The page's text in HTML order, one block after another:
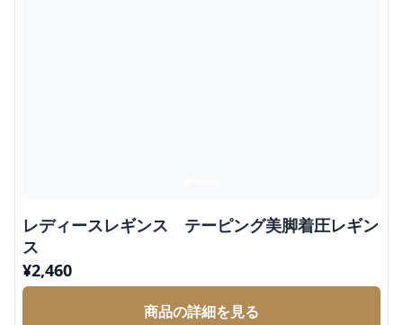
レディースレギンス テーピング美脚着圧レギン
ス
¥2,460
商品の詳細を見る